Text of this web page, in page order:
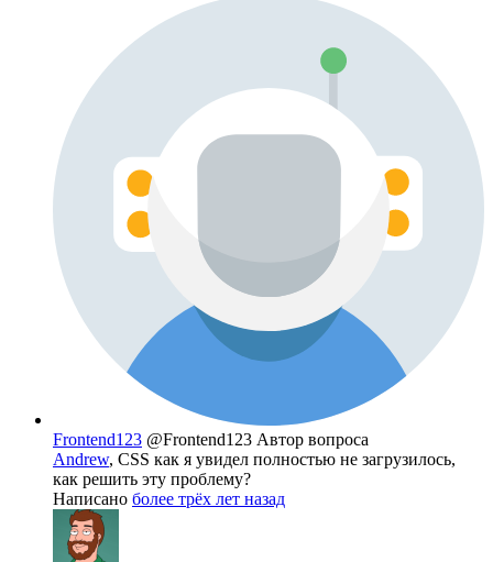
Frontend123 @Frontend123 Автор вопроса
Andrew, CSS как я увидел полностью не загрузилось,
как решить эту проблему?
Написано более трёх лет назад